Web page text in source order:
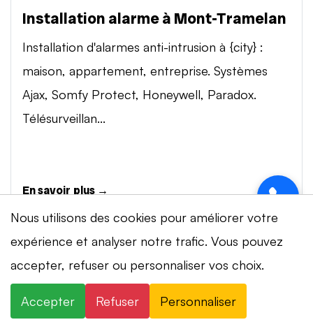
Installation alarme à Mont-Tramelan
Installation d'alarmes anti-intrusion à {city} :
maison, appartement, entreprise. Systèmes
Ajax, Somfy Protect, Honeywell, Paradox.
Télésurveillan...
En savoir plus →
Vidéosurveillance à Mont-Tramelan
Installation de systèmes de vidéosurveillance à
{city} : caméras IP 4K, visionnage smartphone,
Nous utilisons des cookies pour améliorer votre
expérience et analyser notre trafic. Vous pouvez
accepter, refuser ou personnaliser vos choix.
Accepter Refuser Personnaliser
⚡ Intervention en 20 min· 24h/24 · 7j/7 ·
Devis gratuit
+41 78 319 32 82
WhatsApp